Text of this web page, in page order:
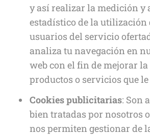
y así realizar la medición y
estadístico de la utilización
usuarios del servicio
analiza tu navegación en
web con el fin de mejorar la
productos o servicios que
Cookies publicitarias: Son
bien tratadas por nosotros
nos permiten gestionar de